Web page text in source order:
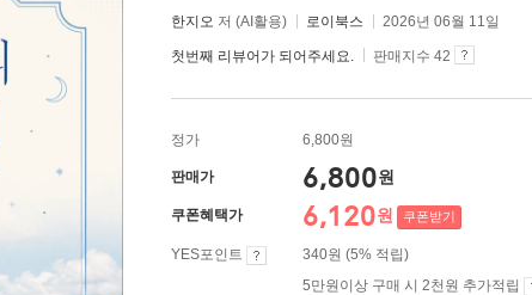
한지오 저 (AI활용) 로이북스 2026년 06월 11일
첫번째 리뷰어가 되어주세요. 판매지수 42
정가 6,800원
판매가 6,800원
쿠폰혜택가 6,120원 쿠폰받기
YES포인트
340원 (5% 적립)
5만원이상 구매 시 2천원 추가적립